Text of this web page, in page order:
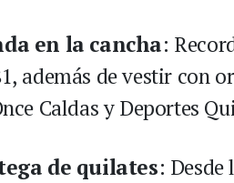
en la cancha:
además de vestir con
Caldas y Deportes
de quilates: